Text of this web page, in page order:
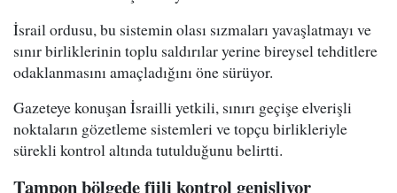
İsrail ordusu, bu sistemin olası sızmaları yavaşlatmayı ve
sınır birliklerinin toplu saldırılar yerine bireysel tehditlere
odaklanmasını amaçladığını öne sürüyor.
Gazeteye konuşan İsrailli yetkili, sınırı geçişe elverişli
noktaların gözetleme sistemleri ve topçu birlikleriyle
sürekli kontrol altında tutulduğunu belirtti.
Tampon bölgede fiili kontrol genişliyor